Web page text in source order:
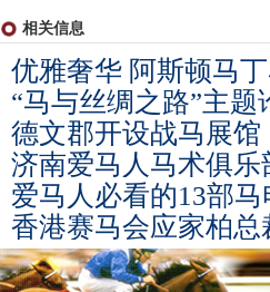
相关信息
优雅奢华 阿斯顿马
“马与丝绸之路”主
德文郡开设战马展馆
济南爱马人马术俱乐
爱马人必看的13部
香港赛马会应家柏